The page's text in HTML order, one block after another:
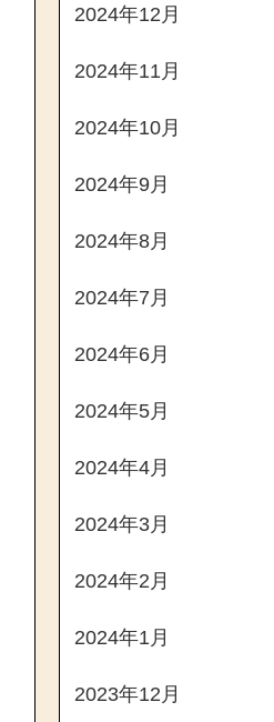
2024年12月
2024年11月
2024年10月
2024年9月
2024年8月
2024年7月
2024年6月
2024年5月
2024年4月
2024年3月
2024年2月
2024年1月
2023年12月